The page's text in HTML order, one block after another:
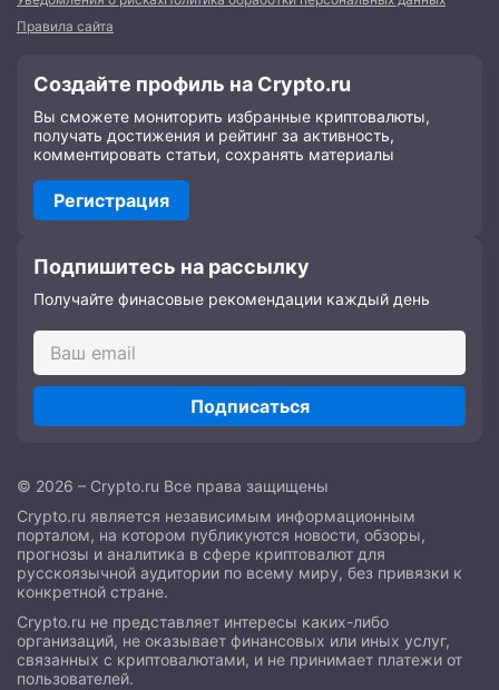
Правила сайта
Создайте профиль на Crypto.ru
Вы сможете мониторить избранные криптовалюты,
получать достижения и рейтинг за активность,
комментировать статьи, сохранять материалы
Регистрация
Подпишитесь на рассылку
Получайте финасовые рекомендации каждый день
Подписаться
© 2026 – Crypto.ru Все права защищены
Crypto.ru является независимым информационным
порталом, на котором публикуются новости, обзоры,
прогнозы и аналитика в сфере криптовалют для
русскоязычной аудитории по всему миру, без привязки к
конкретной стране.
Crypto.ru не представляет интересы каких-либо
организаций, не оказывает финансовых или иных услуг,
связанных с криптовалютами, и не принимает платежи от
пользователей.